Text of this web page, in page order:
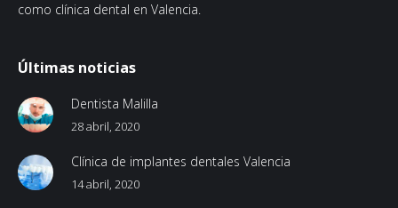
como clínica dental en Valencia.
Últimas noticias
Dentista Malilla
28 abril, 2020
Clínica de implantes dentales Valencia
14 abril, 2020